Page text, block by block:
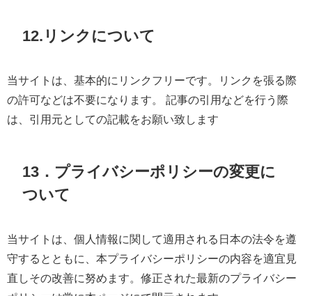
12. リンクについて
当サイトは、基本的にリンクフリーです。リンクを張る際
の許可などは不要になります。 記事の引用などを行う際
は、引用元としての記載をお願い致します
13．プライバシーポリシーの変更に
ついて
当サイトは、個人情報に関して適用される日本の法令を遵
守するとともに、本プライバシーポリシーの内容を適宜見
直しその改善に努めます。修正された最新のプライバシー